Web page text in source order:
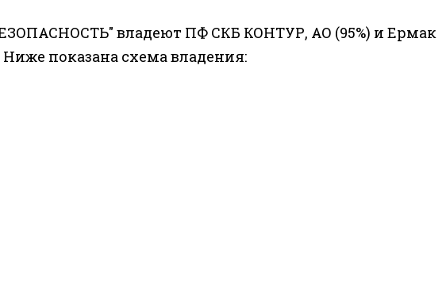
владеют ПФ СКБ КОНТУР, АО (95%) и Ермак
показана схема владения: